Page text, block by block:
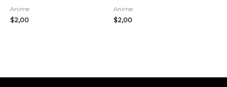
Anime
$2,00
Anime
$2,00